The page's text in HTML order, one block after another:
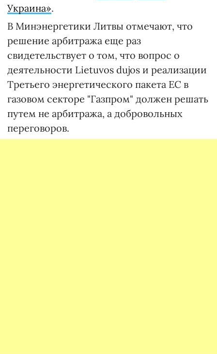
Украина».
В Минэнергетики Литвы отмечают, что
решение арбитража еще раз
свидетельствует о том, что вопрос о
деятельности Lietuvos dujos и реализации
Третьего энергетического пакета ЕС в
газовом секторе "Газпром" должен решать
путем не арбитража, а добровольных
переговоров.